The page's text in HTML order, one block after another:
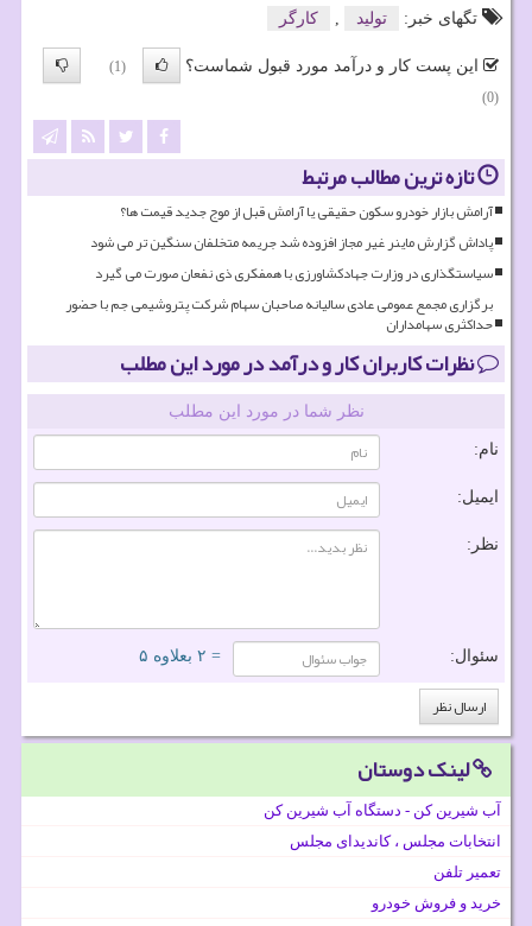
تگهای خبر:
تولید , كارگر
این پست کار و درآمد مورد قبول شماست؟
(1)
(0)
تازه ترین مطالب مرتبط
آرامش بازار خودرو سکون حقیقی یا آرامش قبل از موج جدید قیمت ها؟
پاداش گزارش ماینر غیر مجاز افزوده شد جریمه متخلفان سنگین تر می شود
سیاستگذاری در وزارت جهادکشاورزی با همفکری ذی نفعان صورت می گیرد
برگزاری مجمع عمومی عادی سالیانه صاحبان سهام شرکت پتروشیمی جم با حضور
حداکثری سهامداران
نظرات کاربران کار و درآمد در مورد این مطلب
نظر شما در مورد این مطلب
نام:
ایمیل:
نظر:
سئوال: = ۲ بعلاوه ۵
لینک دوستان
آب شیرین کن - دستگاه آب شیرین کن
انتخابات مجلس ، کاندیدای مجلس
تعمیر تلفن
خرید و فروش خودرو